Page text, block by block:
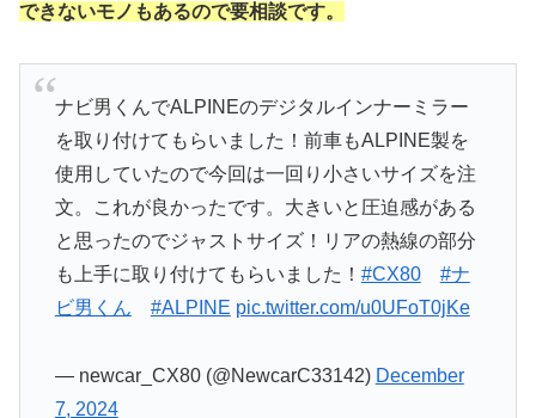
できないモノもあるので要相談です。
ナビ男くんでALPINEのデジタルインナーミラー
を取り付けてもらいました！前車もALPINE製を
使用していたので今回は一回り小さいサイズを注
文。これが良かったです。大きいと圧迫感がある
と思ったのでジャストサイズ！リアの熱線の部分
も上手に取り付けてもらいました！ #CX80
#ナ
ビ男くん
#ALPINE pic.twitter.com/u0UFoT0jKe
— newcar_CX80 (@NewcarC33142) December
7, 2024